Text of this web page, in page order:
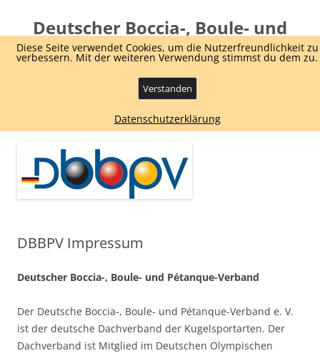
Deutscher Boccia-, Boule- und
Pétanque Verband e.V.
Dachverband Boule und Boccia
Menü Inhalt
springen
DBBPV Impressum
Deutscher Boccia-, Boule- und Pétanque-Verband
Der Deutsche Boccia-, Boule- und Pétanque-Verband e. V.
ist der deutsche Dachverband der Kugelsportarten. Der
Dachverband ist Mitglied im Deutschen Olympischen
Diese Seite verwendet Cookies, um die Nutzerfreundlichkeit zu
verbessern. Mit der weiteren Verwendung stimmst du dem zu.
Verstanden
Datenschutzerklärung